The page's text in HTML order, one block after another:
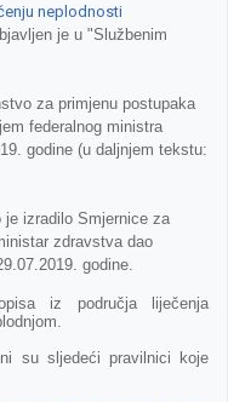
neplodnosti
je u "Službenim
za primjenu postupaka
federalnog ministra
godine (u daljnjem tekstu:
izradilo Smjernice za
zdravstva dao
godine.
iz područja liječenja
su sljedeći pravilnici koje